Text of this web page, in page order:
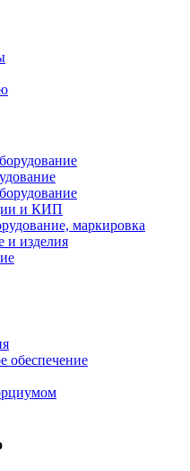
и КИП
маркировка
и изделия
обеспечение